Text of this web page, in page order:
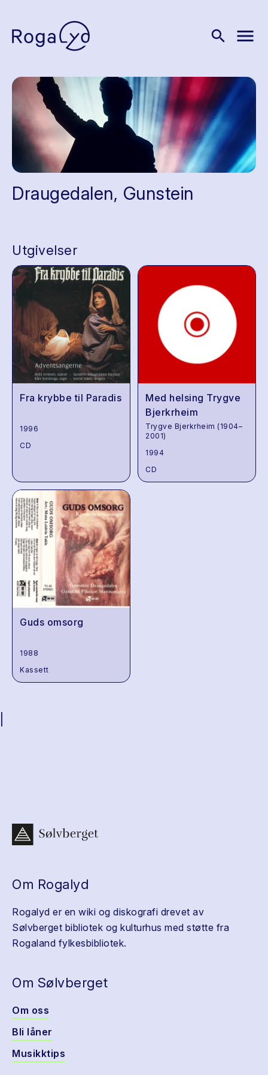
search menu
Draugedalen, Gunstein
Utgivelser
Fra krybbe til Paradis
1996
CD
Med helsing Trygve
Bjerkrheim
Trygve Bjerkrheim (1904–
2001)
1994
CD
Guds omsorg
1988
Kassett
Om Rogalyd
Rogalyd er en wiki og diskografi drevet av
Sølvberget bibliotek og kulturhus med støtte fra
Rogaland fylkesbibliotek.
Om Sølvberget
Om oss
Bli låner
Musikktips